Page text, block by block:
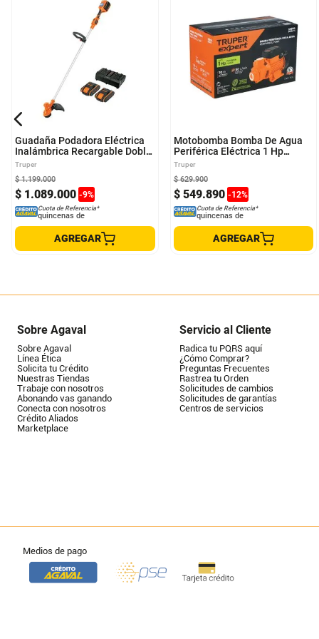
Guadaña Podadora Eléctrica
Inalámbrica Recargable Doble
Batería 40V Profesional
Truper
$ 1.089.000 -9%
$ 1.199.000
Cuota de Referencia*
quincenas de
AGREGAR
Motobomba Bomba De Agua
Periférica Eléctrica 1 Hp
Truper Expert
Truper
$ 549.890 -12%
$ 629.900
Cuota de Referencia*
quincenas de
AGREGAR
Sobre Agaval
Sobre Agaval
Línea Ética
Solicita tu Crédito
Nuestras Tiendas
Trabaje con nosotros
Abonando vas ganando
Conecta con nosotros
Crédito Aliados
Marketplace
Servicio al Cliente
Radica tu PQRS aquí
¿Cómo Comprar?
Preguntas Frecuentes
Rastrea tu Orden
Solicitudes de cambios
Solicitudes de garantías
Centros de servicios
Medios de pago